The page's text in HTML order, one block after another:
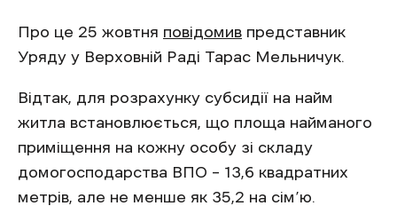
Про це 25 жовтня повідомив представник
Уряду у Верховній Раді Тарас Мельничук.
Відтак, для розрахунку субсидії на найм
житла встановлюється, що площа найманого
приміщення на кожну особу зі складу
домогосподарства ВПО – 13,6 квадратних
метрів, але не менше як 35,2 на сім’ю.